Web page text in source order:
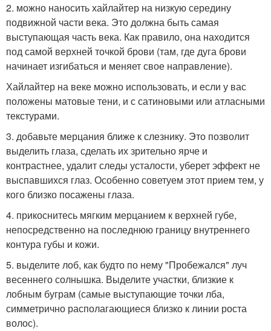
2. можно наносить хайлайтер на низкую середину
подвижной части века. Это должна быть самая
выступающая часть века. Как правило, она находится
под самой верхней точкой брови (там, где дуга брови
начинает изгибаться и меняет свое направление).
Хайлайтер на веке можно использовать, и если у вас
положены матовые тени, и с сатиновыми или атласными
текстурами.
3. добавьте мерцания ближе к слезнику. Это позволит
выделить глаза, сделать их зрительно ярче и
контрастнее, удалит следы усталости, уберет эффект не
выспавшихся глаз. Особенно советуем этот прием тем, у
кого близко посажены глаза.
4. прикоснитесь мягким мерцанием к верхней губе,
непосредственно на последнюю границу внутреннего
контура губы и кожи.
5. выделите лоб, как будто по нему "Пробежался" луч
весеннего солнышка. Выделите участки, близкие к
лобным буграм (самые выступающие точки лба,
симметрично располагающиеся близко к линии роста
волос).